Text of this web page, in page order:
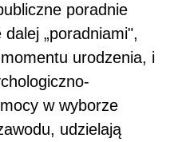
poradnie
„poradniami",
urodzenia, i
w wyborze
udzielają